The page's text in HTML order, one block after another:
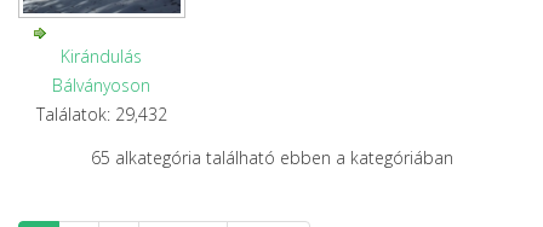
Kirándulás
Bálványoson
Találatok: 29,432
65 alkategória található ebben a kategóriában